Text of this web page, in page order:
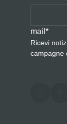
mail *
Ricevi
campagne